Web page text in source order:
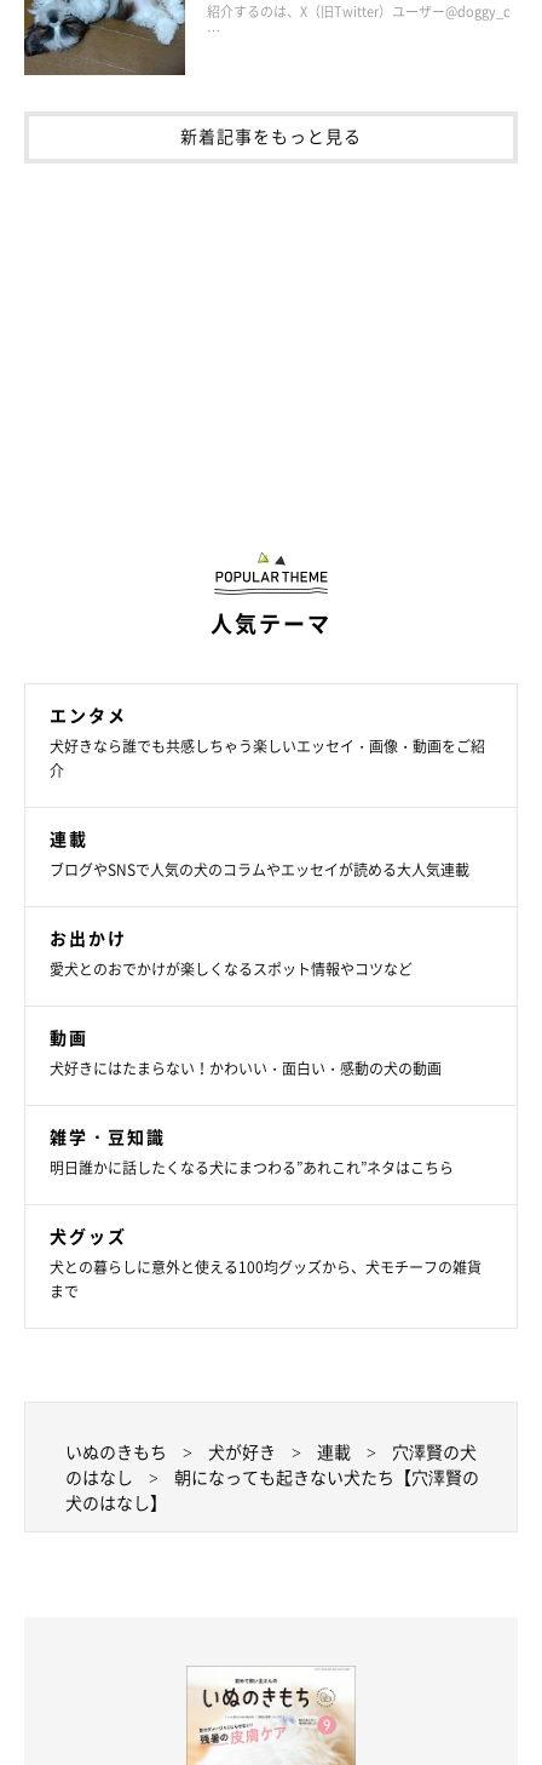
紹介するのは、X（旧Twitter）ユーザー@doggy_c
…
新着記事をもっと見る
人気テーマ
エンタメ
犬好きなら誰でも共感しちゃう楽しいエッセイ・画像・動画をご紹
介
連載
ブログやSNSで人気の犬のコラムやエッセイが読める大人気連載
お出かけ
愛犬とのおでかけが楽しくなるスポット情報やコツなど
動画
犬好きにはたまらない！かわいい・面白い・感動の犬の動画
雑学・豆知識
明日誰かに話したくなる犬にまつわる”あれこれ”ネタはこちら
犬グッズ
犬との暮らしに意外と使える100均グッズから、犬モチーフの雑貨
まで
いぬのきもち 犬が好き 連載
穴澤賢の犬
のはなし
朝になっても起きない犬たち【穴澤賢の
犬のはなし】